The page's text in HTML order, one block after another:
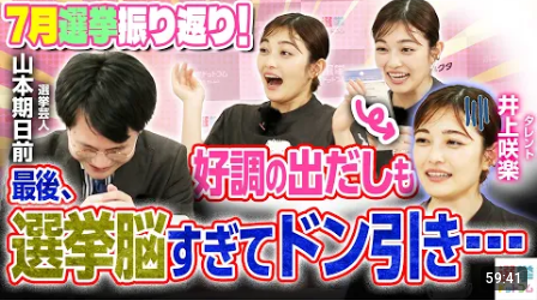
59:41